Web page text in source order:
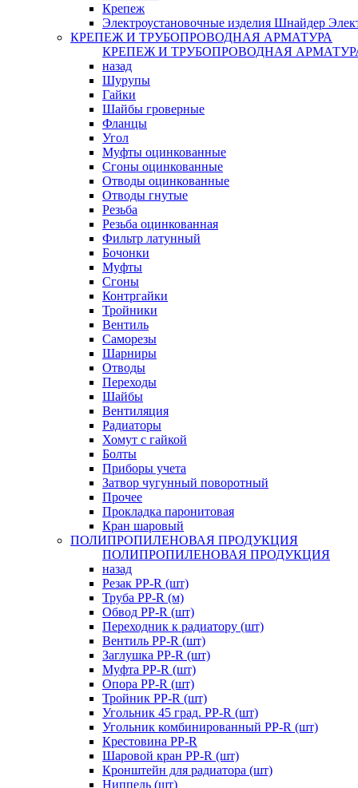
Крепеж
Электроустановочные изделия Шнайдер
КРЕПЕЖ И ТРУБОПРОВОДНАЯ АРМАТУРА
КРЕПЕЖ И ТРУБОПРОВОДНАЯ
назад
Шурупы
Гайки
Шайбы гроверные
Фланцы
Угол
Муфты оцинкованные
Сгоны оцинкованные
Отводы оцинкованные
Отводы гнутые
Резьба
Резьба оцинкованная
Фильтр латунный
Бочонки
Муфты
Сгоны
Контргайки
Тройники
Вентиль
Саморезы
Шарниры
Отводы
Переходы
Шайбы
Вентиляция
Радиаторы
Хомут с гайкой
Болты
Приборы учета
Затвор чугунный поворотный
Прочее
Прокладка паронитовая
Кран шаровый
ПОЛИПРОПИЛЕНОВАЯ ПРОДУКЦИЯ
ПОЛИПРОПИЛЕНОВАЯ ПРОДУКЦИЯ
назад
Резак PP-R (шт)
Труба PP-R (м)
Обвод PP-R (шт)
Переходник к радиатору (шт)
Вентиль PP-R (шт)
Заглушка PP-R (шт)
Муфта PP-R (шт)
Опора PP-R (шт)
Тройник PP-R (шт)
Угольник 45 град. PP-R (шт)
Угольник комбинированный PP-R (шт)
Крестовина PP-R
Шаровой кран PP-R (шт)
Кронштейн для радиатора (шт)
Ниппель (шт)